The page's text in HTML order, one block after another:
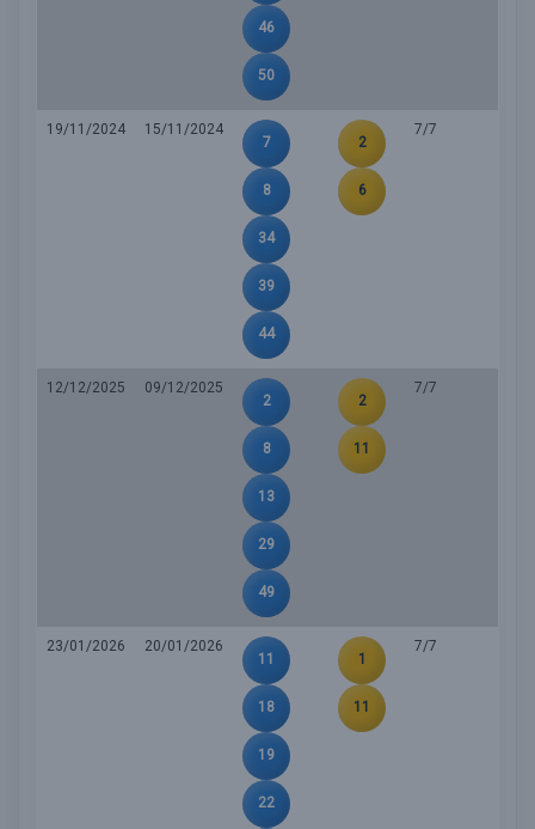
46
50
19/11/2024
15/11/2024
7
8
34
39
44
2
6
7/7
12/12/2025
09/12/2025
2
8
13
29
49
2
11
7/7
23/01/2026
20/01/2026
11
18
19
22
1
11
7/7